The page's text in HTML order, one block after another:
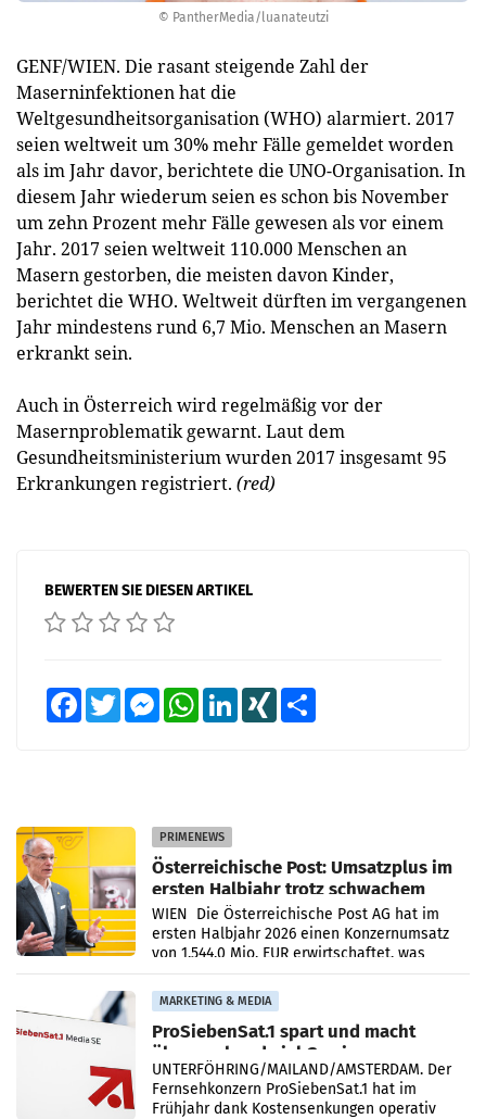
© PantherMedia/luanateutzi
GENF/WIEN. Die rasant steigende Zahl der
Maserninfektionen hat die
Weltgesundheitsorganisation (WHO) alarmiert. 2017
seien weltweit um 30% mehr Fälle gemeldet worden
als im Jahr davor, berichtete die UNO-Organisation. In
diesem Jahr wiederum seien es schon bis November
um zehn Prozent mehr Fälle gewesen als vor einem
Jahr. 2017 seien weltweit 110.000 Menschen an
Masern gestorben, die meisten davon Kinder,
berichtet die WHO. Weltweit dürften im vergangenen
Jahr mindestens rund 6,7 Mio. Menschen an Masern
erkrankt sein.
Auch in Österreich wird regelmäßig vor der
Masernproblematik gewarnt. Laut dem
Gesundheitsministerium wurden 2017 insgesamt 95
Erkrankungen registriert. (red)
BEWERTEN SIE DIESEN ARTIKEL
FacebookTwitter MessengerWhatsAppLinkedInXING
PRIMENEWS
Österreichische Post: Umsatzplus im
ersten Halbjahr trotz schwachem
Briefgeschäft
WIEN Die Österreichische Post AG hat im
ersten Halbjahr 2026 einen Konzernumsatz
von 1.544,0 Mio. EUR erwirtschaftet, was
einem Plus von 3,8 Prozent gegenüber dem
Vergleichszeitraum
MARKETING & MEDIA
ProSiebenSat.1 spart und macht
überraschend viel Gewinn
UNTERFÖHRING/MAILAND/AMSTERDAM. Der
Fernsehkonzern ProSiebenSat.1 hat im
Frühjahr dank Kostensenkungen operativ